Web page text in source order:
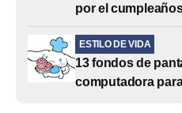
por el
ESTILO DE VIDA
13 fondos de
computadora